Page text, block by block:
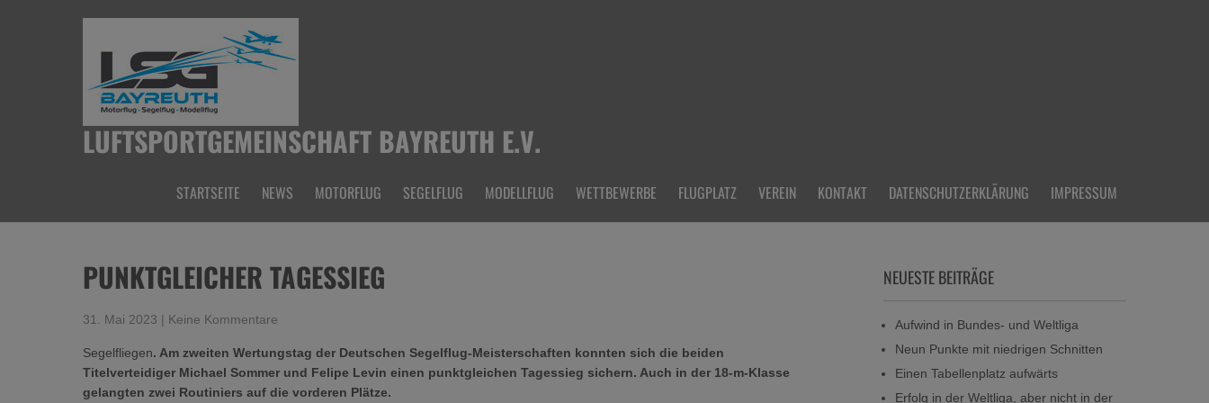
LUFTSPORTGEMEINSCHAFT BAYREUTH E.V.
STARTSEITE NEWS MOTORFLUG SEGELFLUG MODELLFLUG WETTBEWERBE FLUGPLATZ VEREIN KONTAKT DATENSCHUTZERKLÄRUNG IMPRESSUM
PUNKTGLEICHER TAGESSIEG
31. Mai 2023 | Keine Kommentare
Segelfliegen. Am zweiten Wertungstag der Deutschen Segelflug-Meisterschaften konnten sich die beiden
Titelverteidiger Michael Sommer und Felipe Levin einen punktgleichen Tagessieg sichern. Auch in der 18-m-Klasse
gelangten zwei Routiniers auf die vorderen Plätze.
NEUESTE BEITRÄGE
Aufwind in Bundes- und Weltliga
Neun Punkte mit niedrigen Schnitten
Einen Tabellenplatz aufwärts
Erfolg in der Weltliga, aber nicht in der